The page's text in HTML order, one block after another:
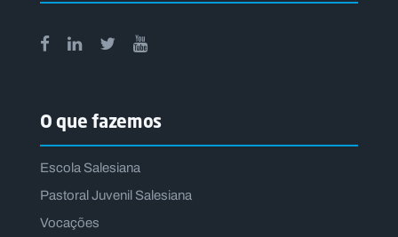
O que fazemos
Escola Salesiana
Pastoral Juvenil Salesiana
Vocações